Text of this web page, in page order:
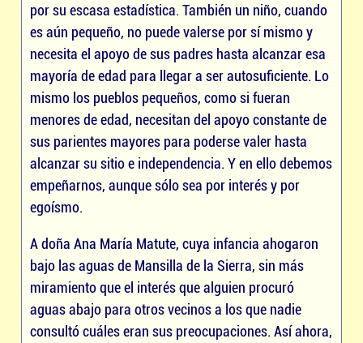
por su escasa estadística. También un niño, cuando
es aún pequeño, no puede valerse por sí mismo y
necesita el apoyo de sus padres hasta alcanzar esa
mayoría de edad para llegar a ser autosuficiente. Lo
mismo los pueblos pequeños, como si fueran
menores de edad, necesitan del apoyo constante de
sus parientes mayores para poderse valer hasta
alcanzar su sitio e independencia. Y en ello debemos
empeñarnos, aunque sólo sea por interés y por
egoísmo.
A doña Ana María Matute, cuya infancia ahogaron
bajo las aguas de Mansilla de la Sierra, sin más
miramiento que el interés que alguien procuró
aguas abajo para otros vecinos a los que nadie
consultó cuáles eran sus preocupaciones. Así ahora,